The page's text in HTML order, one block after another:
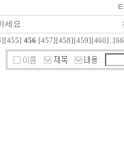
세요
[455] 456 [457] [458] [459] [460]